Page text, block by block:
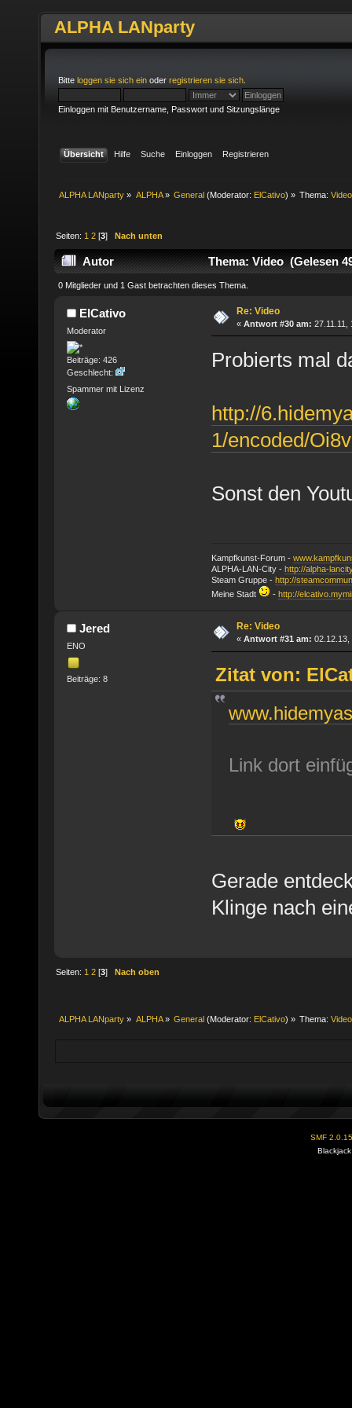
ALPHA LANparty
Bitte loggen sie sich ein oder registrieren sie sich
Einloggen mit Benutzername, Passwort und Sitzungslänge
Übersicht Hilfe Suche Einloggen Registrieren
ALPHA LANparty » ALPHA» General(Moderator: ElCativo) » Thema:Video
Seiten: 1 2 [3]Nach unten
Autor Thema: Video (Gelesen
0 Mitglieder und 1 Gast betrachten dieses Thema.
ElCativo
Moderator
Beiträge: 426
Geschlecht:
Spammer mit Lizenz
Re: Video
« Antwort #30 am: 27.11.11,
Probierts mal
http://
1/encoded/
Sonst den
Kampfkunst-Forum -
ALPHA-LAN-City - http://alpha-
Steam Gruppe - http://
Meine Stadt
- http://
Jered
ENO
Beiträge: 8
Re: Video
« Antwort #31 am: 02.12.13,
Zitat von:
Link dort
Gerade
Klinge nach
Seiten: 1 2 [3]Nach oben
ALPHA LANparty » ALPHA» General(Moderator: ElCativo) » Thema:Video
SMF 2.0.15